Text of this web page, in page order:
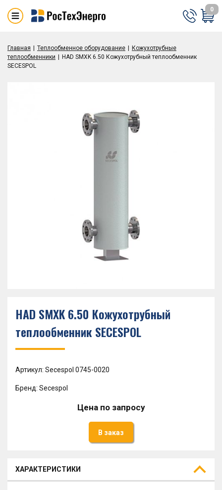
0
Главная Теплообменное оборудование
Кожухотрубные
теплообменники
HAD SMXK 6.50 Кожухотрубный теплообменник
SECESPOL
HAD SMXK 6.50 Кожухотрубный
теплообменник SECESPOL
Артикул: Secespol 0745-0020
Бренд: Secespol
Цена по запросу
В заказ
ХАРАКТЕРИСТИКИ